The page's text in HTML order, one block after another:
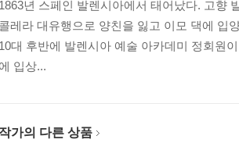
1863년 스페인 발렌시아에서 태어났다. 고향
콜레라 대유행으로 양친을 잃고 이모 댁에 입
10대 후반에 발렌시아 예술 아카데미 정회원
에 입상...
작가의 다른 상품